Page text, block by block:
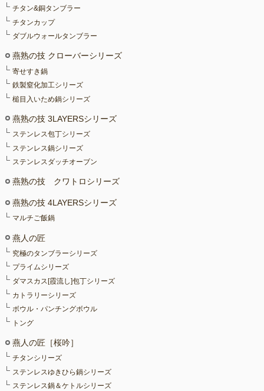
チタン&銅タンブラー
チタンカップ
ダブルウォールタンブラー
燕熟の技 クローバーシリーズ
寄せすき鍋
鉄製窒化加工シリーズ
槌目入いため鍋シリーズ
燕熟の技 3LAYERSシリーズ
ステンレス包丁シリーズ
ステンレス鍋シリーズ
ステンレスダッチオーブン
燕熟の技 クワトロシリーズ
燕熟の技 4LAYERSシリーズ
マルチご飯鍋
燕人の匠
究極のタンブラーシリーズ
プライムシリーズ
ダマスカス[霞流し]包丁シリーズ
カトラリーシリーズ
ボウル・パンチングボウル
トング
燕人の匠［桜吟］
チタンシリーズ
ステンレスゆきひら鍋シリーズ
ステンレス鍋＆ケトルシリーズ